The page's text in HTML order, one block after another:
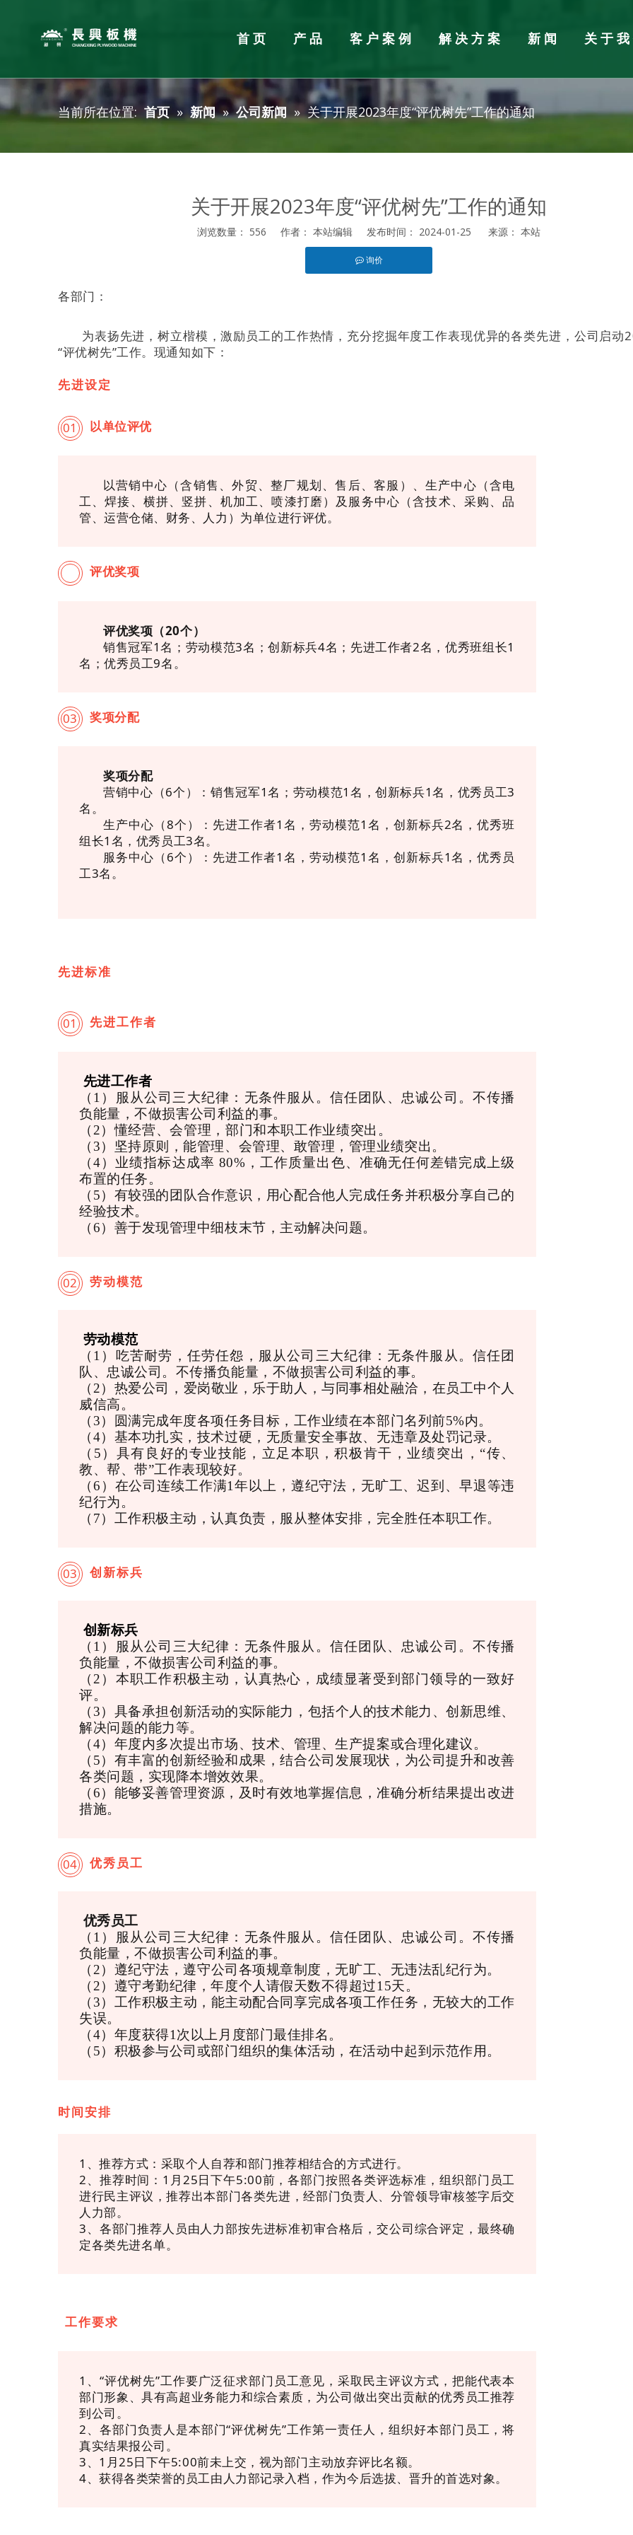
首页 产品
单板加工设备
旋切机
胶合板加工设备
胶合板自动组胚铺装生产线
四面锯
刮腻子机
分级码垛机
细木工板拼板机
胶合板厂配件辅料
客户案例 解决方案
胶合板整厂规划
新闻
企业新闻 产品新闻 行业新闻
关于
服务
当前所在位置: 首页 » 新闻 » 公司新闻 » 关于开展2023年度“评优树先”工作的通知
关于开展2023年度“评优树先”工作的通知
浏览数量： 556 作者： 本站编辑 发布时间： 2024-01-25 来源： 本站
询价
["facebook","twitter","line","wechat","linkedin","pinterest","whatsapp"]
各部门：
为表扬先进，树立楷模，激励员工的工作热情，充分挖掘年度工作表现优异的各类先进，公司启动
“评优树先”工作。现通知如下：
先进设定
01 以单位评优
以营销中心（含销售、外贸、整厂规划、售后、客服）、生产中心（含电
工、焊接、横拼、竖拼、机加工、喷漆打磨）及服务中心（含技术、采购、品
管、运营仓储、财务、人力）为单位进行评优。
02
评优奖项
评优奖项（20个）
销售冠军1名；劳动模范3名；创新标兵4名；先进工作者2名，优秀班组长1
名；优秀员工9名。
03 奖项分配
奖项分配
营销中心（6个）：销售冠军1名；劳动模范1名，创新标兵1名，优秀员工3
名。
生产中心（8个）：先进工作者1名，劳动模范1名，创新标兵2名，优秀班
组长1名，优秀员工3名。
服务中心（6个）：先进工作者1名，劳动模范1名，创新标兵1名，优秀员
工3名。
先进标准
01 先进工作者
先进工作者
（1）
服从公司三大纪律：无条件服从。信任团队、忠诚公司。不传播
负能量，不做损害公司利益的事。
（2）懂经营、会管理，部门和本职工作业绩突出。
（3）坚持原则，能管理、会管理、敢管理，管理业绩突出。
（4）业绩指标达成率 80%，工作质量出色、准确无任何差错完成上级
布置的任务。
（5） 有较强的团队合作意识，用心配合他人完成任务并积极分享自己的
经验技术。
（6）善于发现管理中细枝末节，主动解决问题。
02 劳动模范
劳动模范
（1）吃苦耐劳，任劳任怨，服从公司三大纪律：无条件服从。信任团
队、忠诚公司。不传播负能量，不做损害公司利益的事。
（2）热爱公司，爱岗敬业，乐于助人，与同事相处融洽，在员工中个人
威信高。
（3）圆满完成年度各项任务目标，工作业绩在本部门名列前5%内。
（4）基本功扎实，技术过硬，无质量安全事故、无违章及处罚记录。
（5 ）具有良好的专业技能，立足本职，积极肯干，业绩突出，“传、
教、帮、带”工作表现较好。
（6）在公司连续工作满1年以上，遵纪守法，无旷工、迟到、早退等违
纪行为。
（7）工作积极主动，认真负责，服从整体安排，完全胜任本职工作。
03 创新标兵
创新标兵
（1）
服从公司三大纪律：无条件服从。信任团队、忠诚公司。不传播
负能量，不做损害公司利益的事。
（2）本职工作积极主动，认真热心，成绩显著受到部门领导的一致好
评。
（3）具备承担创新活动的实际能力，包括个人的技术能力、创新思维、
解决问题的能力等。
（4）年度内多次提出市场、技术、管理、生产提案或合理化建议。
（5）有丰富的创新经验和成果，结合公司发展现状，为公司提升和改善
各类问题，实现降本增效效果。
（6）能够妥善管理资源，及时有效地掌握信息，准确分析结果提出改进
措施。
04 优秀员工
优秀员工
（1）
服从公司三大纪律：无条件服从。信任团队、忠诚公司。不传播
负能量，不做损害公司利益的事。
（2） 遵纪守法，遵守公司各项规章制度，无旷工、无违法乱纪行为。
（2）遵守考勤纪律，年度个人请假天数不得超过15天。
（3）工作积极主动，能主动配合同享完成各项工作任务，无较大的工作
失误。
（4）年度获得1次以上月度部门最佳排名。
（5）积极参与公司或部门组织的集体活动，在活动中起到示范作用。
时间安排
1、推荐方式：采取个人自荐和部门推荐相结合的方式进行。
2、推荐时间：1月25日下午5:00前，各部门按照各类评选标准，组织部门员工
进行民主评议，推荐出本部门各类先进，经部门负责人、分管领导审核签字后交
人力部。
3、各部门推荐人员由人力部按先进标准初审合格后，交公司综合评定，最终确
定各类先进名单。
工作要求
1、“评优树先”工作要广泛征求部门员工意见，采取民主评议方式，把能代表本
部门形象、具有高超业务能力和综合素质，为公司做出突出贡献的优秀员工推荐
到公司。
2、各部门负责人是本部门“评优树先”工作第一责任人，组织好本部门员工，将
真实结果报公司。
3、1月25日下午5:00前未上交，视为部门主动放弃评比名额。
4、获得各类荣誉的员工由人力部记录入档，作为今后选拔、晋升的首选对象。